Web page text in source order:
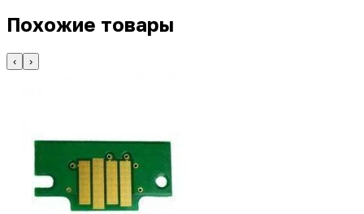
Похожие товары
‹ ›